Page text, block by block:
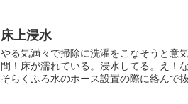
床上浸水
やる気満々で掃除に洗濯をこなそうと意
間！床が濡れている。浸水してる。え！
そらくふろ水のホース設置の際に絡んで